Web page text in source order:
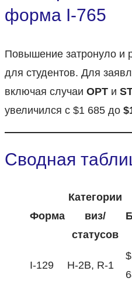
форма I-765
Повышение затронуло и
для студентов. Для
включая случаи OPT и
увеличился с $1 685 до
Сводная
Форма
Категории
виз/
статусов
I-129 H-2B, R-1